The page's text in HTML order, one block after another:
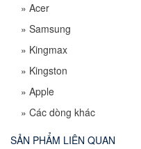
» Acer
» Samsung
» Kingmax
» Kingston
» Apple
» Các dòng khác
SẢN PHẨM LIÊN QUAN